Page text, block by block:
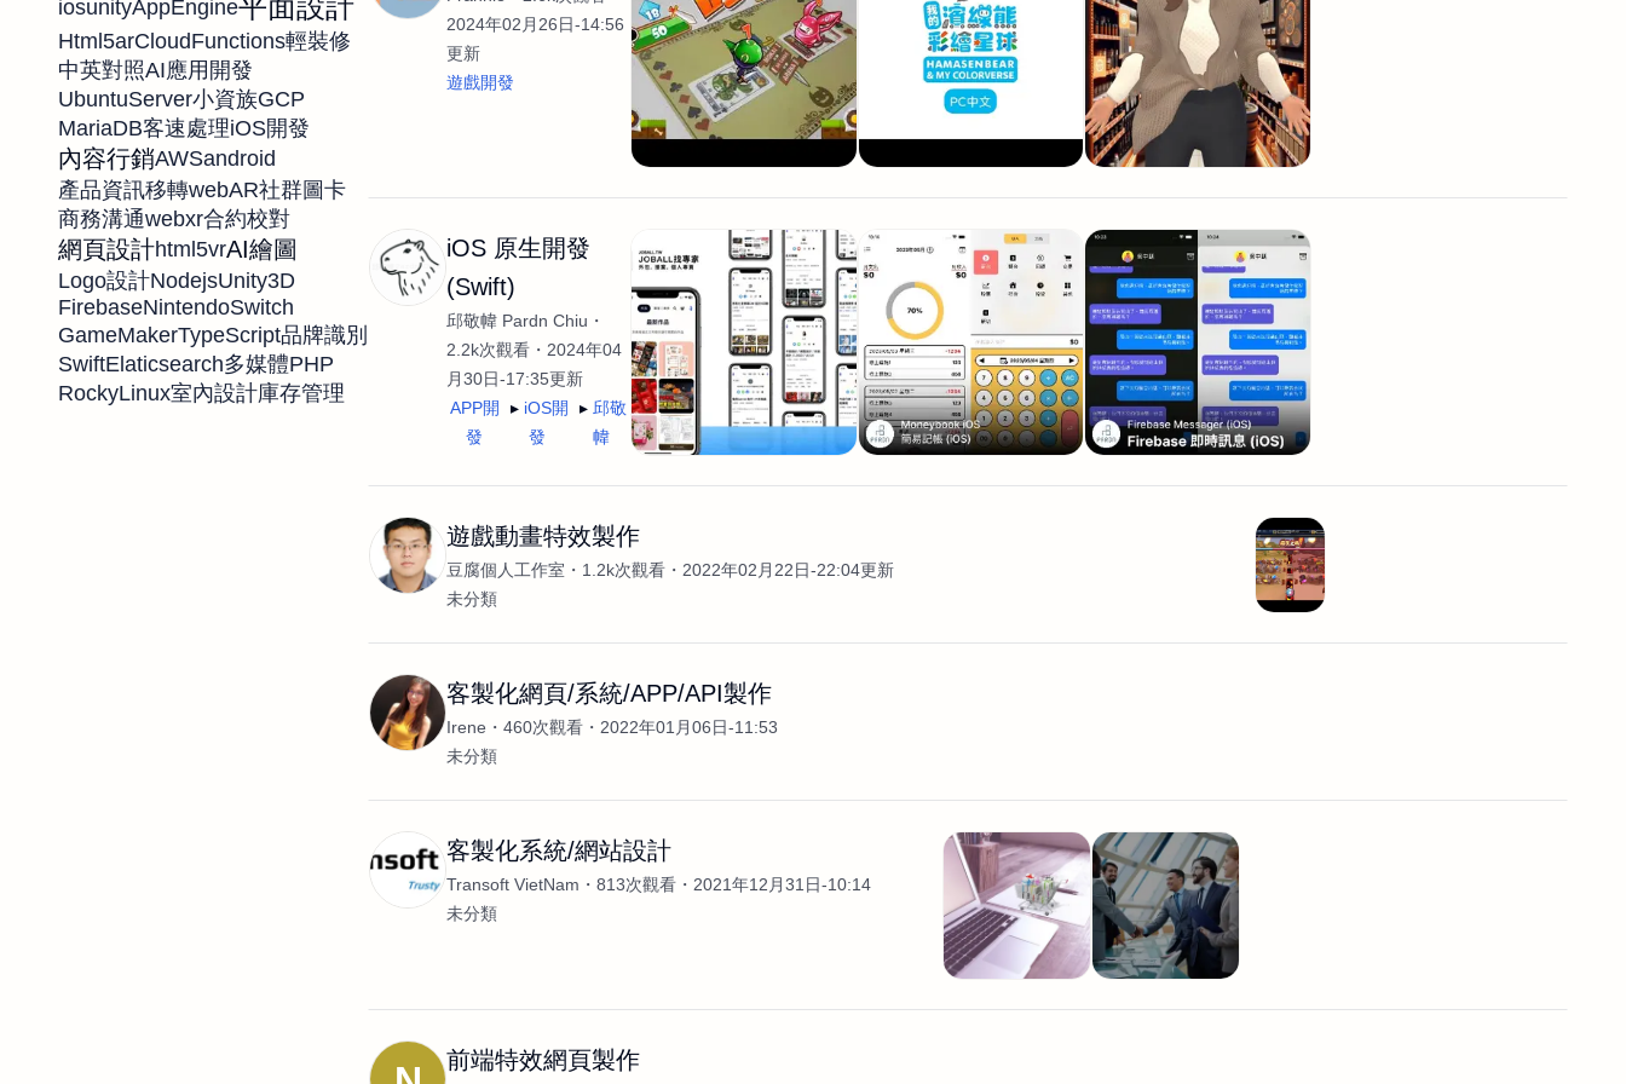
iosunityAppEngine平面設計
Html5arCloudFunctions輕裝修
中英對照AI應用開發
UbuntuServer小資族GCP
MariaDB客速處理iOS開發
內容行銷AWSandroid
產品資訊移轉webAR社群圖卡
商務溝通webxr合約校對
網頁設計html5vrAI繪圖
Logo設計NodejsUnity3D
FirebaseNintendoSwitch
GameMakerTypeScript品牌識別
SwiftElaticsearch多媒體PHP
RockyLinux室內設計庫存管理
2024年02月26日-14:56
更新
遊戲開發
iOS 原生開發
(Swift)
邱敬幃 Pardn Chiu
2.2k次觀看
2024年04
月30日-17:35更新
APP開
發
iOS開
發
邱敬
幃
遊戲動畫特效製作
豆腐個人工作室 1.2k次觀看
2022年02月22日-22:04更新
未分類
客製化網頁/系統/APP/API製作
Irene 460次觀看
2022年01月06日-11:53
未分類
客製化系統/網站設計
Transoft VietNam 813次觀看
2021年12月31日-10:14
未分類
前端特效網頁製作